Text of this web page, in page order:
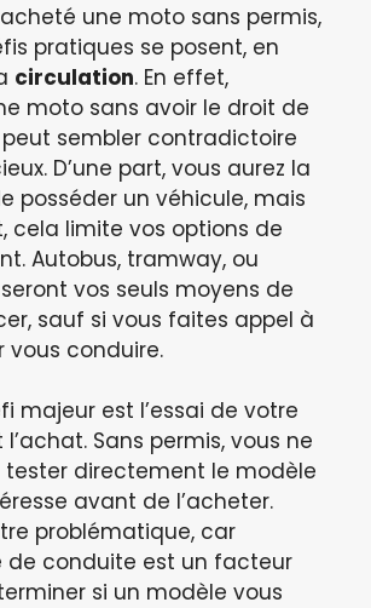
une moto sans permis,
pratiques se posent, en
circulation. En effet,
moto sans avoir le droit de
sembler contradictoire
D’une part, vous aurez la
posséder un véhicule, mais
cela limite vos options de
Autobus, tramway, ou
vos seuls moyens de
sauf si vous faites appel à
vous conduire.
majeur est l’essai de votre
Sans permis, vous ne
tester directement le modèle
avant de l’acheter.
problématique, car
de conduite est un facteur
si un modèle vous